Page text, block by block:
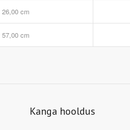
26,00 cm
57,00 cm
Kanga hooldus